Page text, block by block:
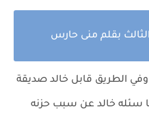
بقلم منى حارس
الطريق قابل خالد صديقة
سئله خالد عن سبب حزنه